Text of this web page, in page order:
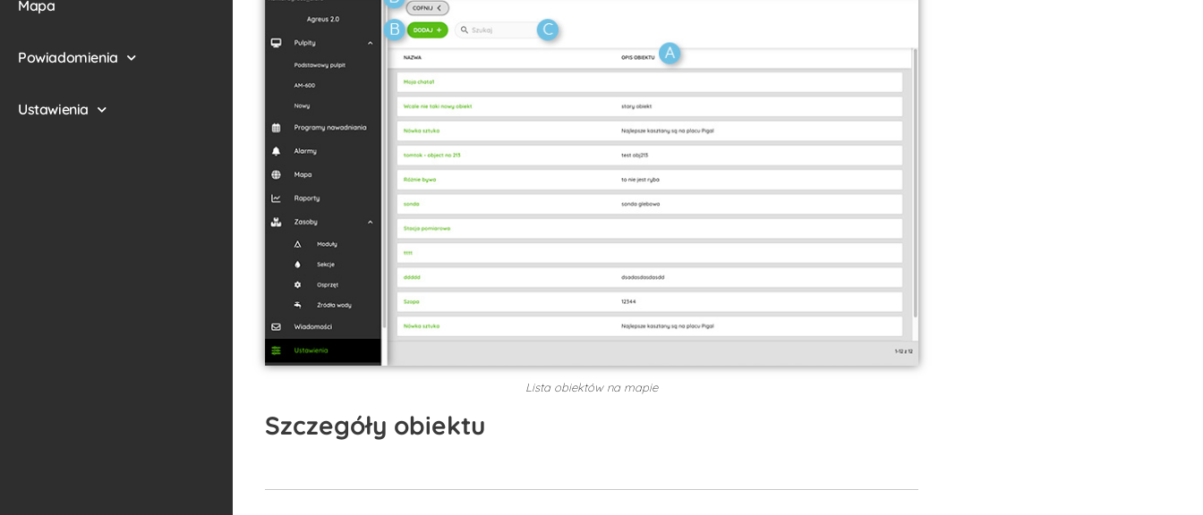
Mapa
Powiadomienia
Ustawienia
Lista obiektów na mapie
Szczegóły obiektu